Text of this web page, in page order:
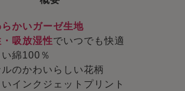
かいガーゼ生地
吸放湿性でいつでも快適
綿100％
のかわいらしい花柄
インクジェットプリント